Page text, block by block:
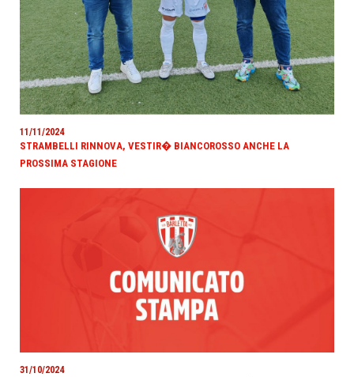
11/11/2024
STRAMBELLI RINNOVA, VESTIR� BIANCOROSSO ANCHE LA
PROSSIMA STAGIONE
31/10/2024